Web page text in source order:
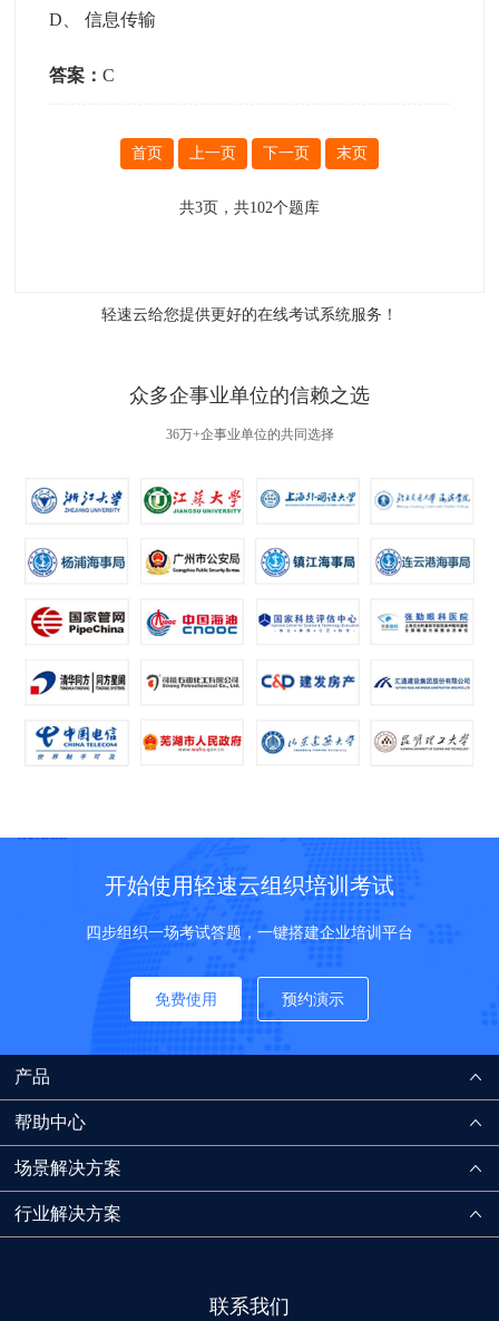
D 、信息传输
答案：C
首页 上一页 下一页 末页
共3页，共102个题库
轻速云给您提供更好的在线考试系统服务！
众多企事业单位的信赖之选
36万+企事业单位的共同选择
开始使用轻速云组织培训考试
四步组织一场考试答题，一键搭建企业培训平台
免费使用 预约演示
产品
帮助中心
场景解决方案
行业解决方案
联系我们